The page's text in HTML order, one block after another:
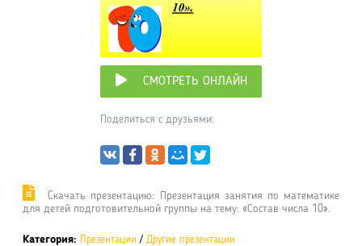
СМОТРЕТЬ ОНЛАЙН
Поделиться с друзьями:
Cкачать презентацию: Презентация занятия по математике
для детей подготовительной группы на тему: «Состав числа 10».
Категория: Презентации / Другие презентации